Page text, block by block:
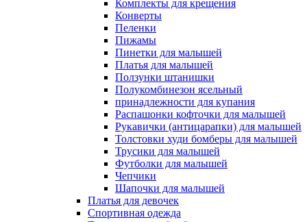
Комплекты для крещения
Конверты
Пеленки
Пижамы
Пинетки для малышей
Платья для малышей
Ползунки штанишки
Полукомбинезон ясельный
принадлежности для купания
Распашонки кофточки для малышей
Рукавички (антицарапки) для малышей
Толстовки худи бомберы для малышей
Трусики для малышей
Футболки для малышей
Чепчики
Шапочки для малышей
Платья для девочек
Спортивная одежда